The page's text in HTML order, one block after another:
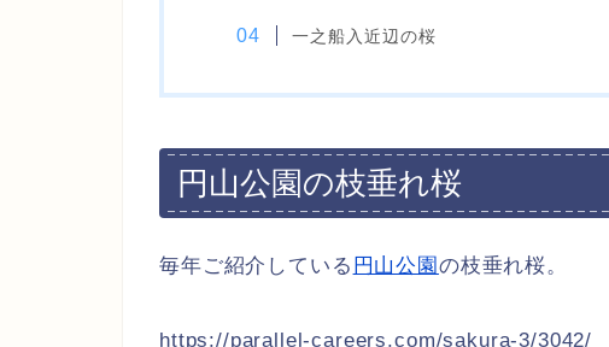
一之船入近辺の桜
円山公園の枝垂れ桜
毎年ご紹介している 円山公園 の枝垂れ桜。
https://parallel-careers.com/sakura-3/3042/